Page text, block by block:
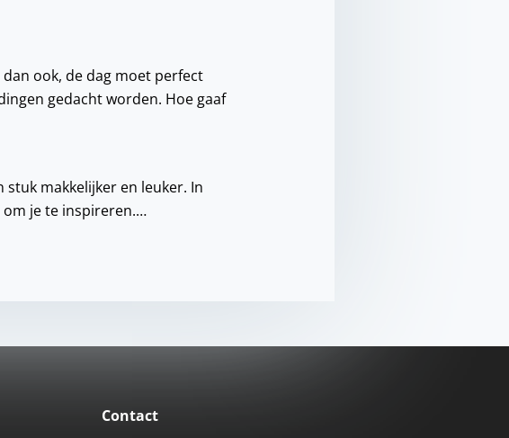
ook, de dag moet perfect
gedacht worden. Hoe gaaf
makkelijker en leuker. In
om je te inspireren.…
Contact